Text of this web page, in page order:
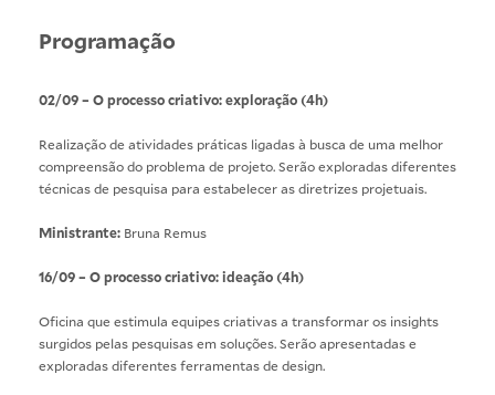
Programação
02/09 – O processo criativo: exploração (4h)
Realização de atividades práticas ligadas à busca de uma melhor
compreensão do problema de projeto. Serão exploradas diferentes
técnicas de pesquisa para estabelecer as diretrizes projetuais.
Ministrante: Bruna Remus
16/09 – O processo criativo: ideação (4h)
Oficina que estimula equipes criativas a transformar os insights
surgidos pelas pesquisas em soluções. Serão apresentadas e
exploradas diferentes ferramentas de design.